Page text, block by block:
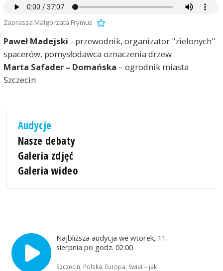
Zaprasza Małgorzata Frymus
Paweł Madejski - przewodnik, organizator "zielonych"
spacerów, pomysłodawca oznaczenia drzew
Marta Safader – Domańska – ogrodnik miasta
Szczecin
Audycje
Nasze debaty
Galeria zdjęć
Galeria wideo
Najbliższa audycja we wtorek, 11
sierpnia po godz. 02:00
Szczecin, Polska, Europa, Świat – jak